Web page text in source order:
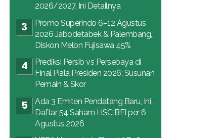
2026/2027, Ini Detailnya
Promo Superindo 6–12 Agustus
2026 Jabodetabek & Palembang,
Diskon Melon Fujisawa 45%
Prediksi Persib vs Persebaya di
Final Piala Presiden 2026: Susunan
Pemain & Skor
Ada 3 Emiten Pendatang Baru, Ini
Daftar 54 Saham HSC BEI per 6
Agustus 2026